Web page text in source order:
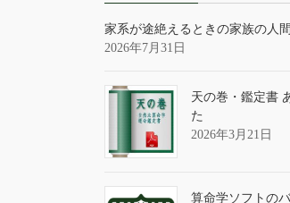
家系が途絶えるときの家族の人
2026年7月31日
天の巻・鑑定書
た
2026年3月21日
算命学ソフトの